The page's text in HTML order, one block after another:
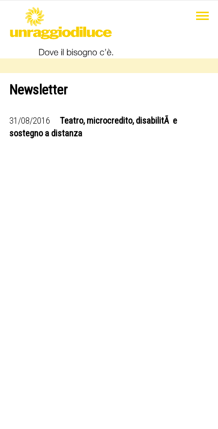
Newsletter
31/08/2016
Teatro, microcredito, disabilitÃ e
sostegno a distanza